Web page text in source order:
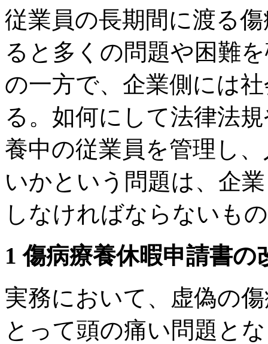
従業員の長期間に渡る
ると多くの問題や困難
の一方で、企業側には
る。如何にして法律法
養中の従業員を管理し
いかという問題は、企
しなければならないも
1 傷病療養休暇申請書の
実務において、虚偽の
とって頭の痛い問題と